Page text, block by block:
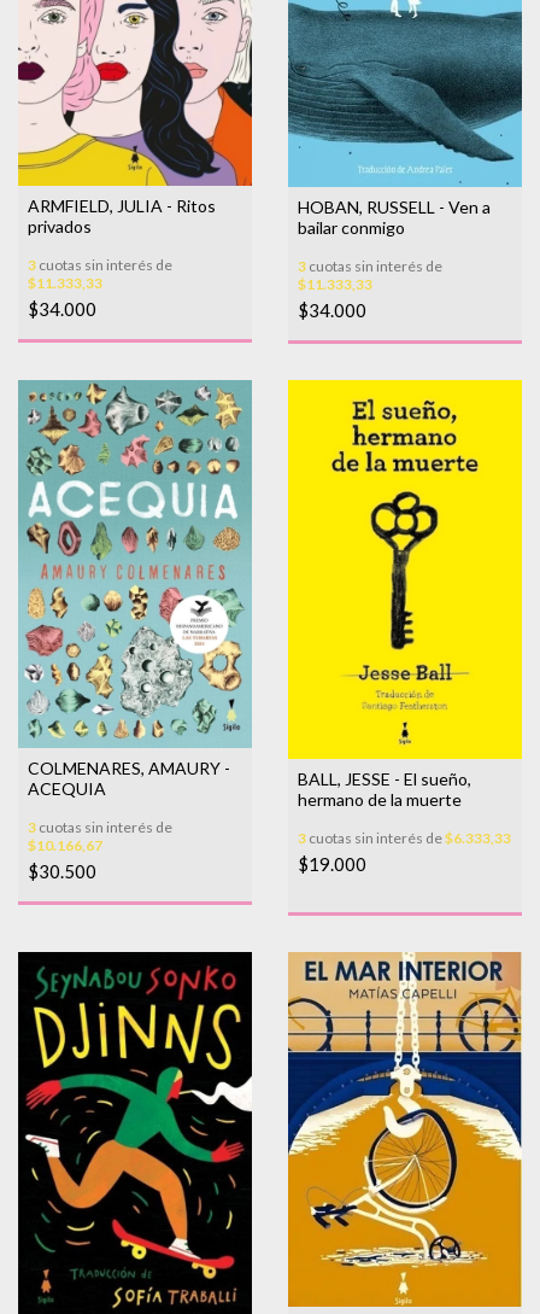
ARMFIELD, JULIA - Ritos
privados
3 cuotas sin interés de
$11.333,33
$34.000
HOBAN, RUSSELL - Ven a
bailar conmigo
3 cuotas sin interés de
$11.333,33
$34.000
COLMENARES, AMAURY -
ACEQUIA
3 cuotas sin interés de
$10.166,67
$30.500
BALL, JESSE - El sueño,
hermano de la muerte
3 cuotas sin interés de$6.333,33
$19.000